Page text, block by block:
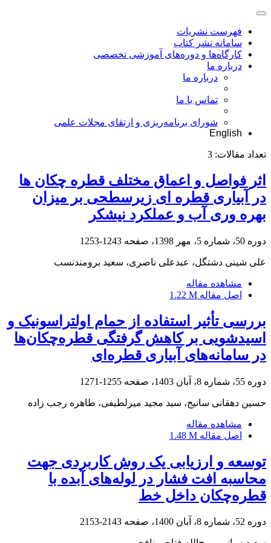
فهرست نشریات
سامانه نشر کتاب
کارگاه‌ها و دوره‌های آموزشی تخصصی
درباره ما
درباره ما
تماس با ما
شورای برنامه‌ریزی و ارتقای مجلات علمی
English
تعداد مقالات: 3
اثر فواصل و اعماق مختلف قطره چکان ها
در آبیاری قطره ای زیرسطحی بر میزان
بهره وری آب و عملکرد نیشکر
دوره 50، شماره 5، مهر 1398، صفحه 1243-1253
علی شینی دشتگل، عبدعلی ناصری، سعید برومندنسب
مشاهده مقاله
اصل مقاله 1.22 M
بررسی تأثیر استفاده از حمام اولتراسونیک و
اسیدشویی بر کاهش گرفتگی قطره‌چکان‌ها
در سامانه‌های آبیاری قطره‌ای
دوره 55، شماره 8، آبان 1403، صفحه 1255-1271
حسین دهقانی سانیج، سید مجید میرلطیفی، طاهره رجب زاده
مشاهده مقاله
اصل مقاله 1.48 M
توسعه و ارزیابی یک روش کاربردی جهت
محاسبه افت فشار در لوله‌های آبده با
قطره‌چکان داخل خط
دوره 52، شماره 8، آبان 1400، صفحه 2143-2153